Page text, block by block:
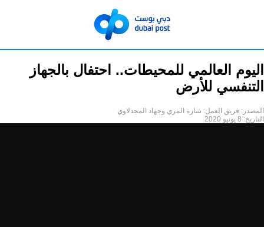
اليوم العالمي للمحيطات.. احتفال بالجهاز
التنفسي للأرض
المصدر: فريق العمل: سارة المري وجهاد المجدلاوي
التاريخ: 8 يونيو 2020